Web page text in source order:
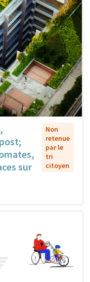
sur
Non
retenue
par le
tri
citoyen